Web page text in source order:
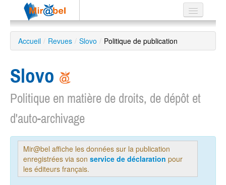
Le réseau
Soutien
Recherche
EN
ES
?
Accueil / Revues / Slovo / Politique de publication
Slovo
Politique en matière de droits, de dépôt et
d'auto-archivage
Mir@bel affiche les données sur la publication
enregistrées via son service de déclaration pour
les éditeurs français.